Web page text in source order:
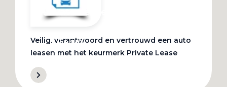
Private Lease
Terug
Veilig, verantwoord en vertrouwd een auto
leasen met het keurmerk Private Lease